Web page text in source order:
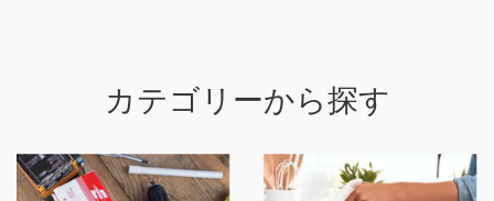
カテゴリーから探す